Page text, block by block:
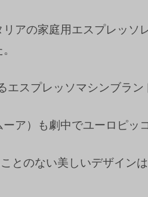
アの家庭用エスプレッソ
スプレッソマシンブラン
ーア）も劇中でユーロピッ
とのない美しいデザインは